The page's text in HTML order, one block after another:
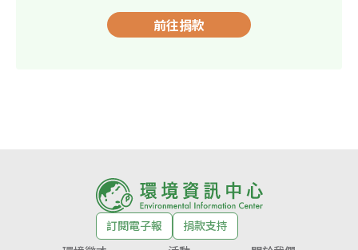
前往捐款
訂閱電子報
捐款支持